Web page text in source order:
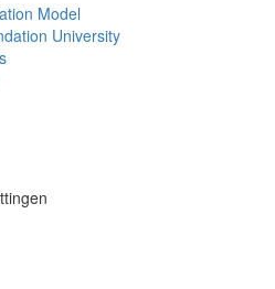
Model
University